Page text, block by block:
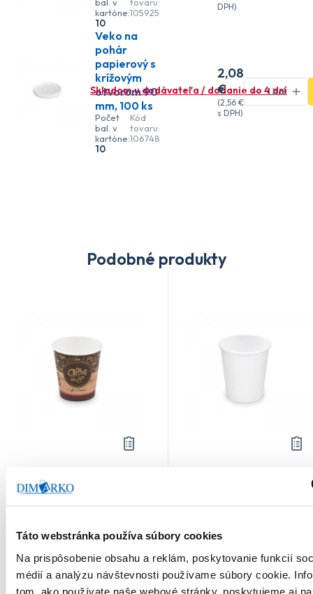
Táto webstránka používa súbory cookies
Na prispôsobenie obsahu a reklám, poskytovanie funkcií
médií a analýzu návštevnosti používame súbory cookie.
tom, ako používate naše webové stránky, poskytujeme aj
bal. v
kartóne:
10
tovaru:
105925
DPH)
Veko na
pohár
papierový s
krížovým
otvorom 90
mm, 100 ks
Počet
bal. v
kartóne:
10
Kód
tovaru:
106748
Skladom u dodávateľa / dodanie do 4 dní
2,08
€
(2,56 €
s DPH)
Podobné produkty
Pohár papierový 200
Počet bal. v kartóne:
Kód tovaru: 107528
Na sklade Na sklade